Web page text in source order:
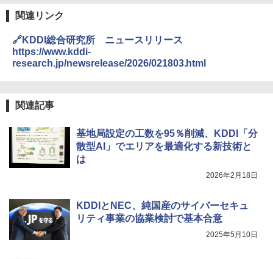
関連リンク
🔗KDDI総合研究所 ニュースリリース
https://www.kddi-
research.jp/newsrelease/2026/021803.html
関連記事
基地局設定の工数を95％削減、KDDI「分
散型AI」でエリアを最適化する新技術と
は
2026年2月18日
KDDIとNEC、純国産のサイバーセキュ
リティ事業の協業検討で基本合意
2025年5月10日